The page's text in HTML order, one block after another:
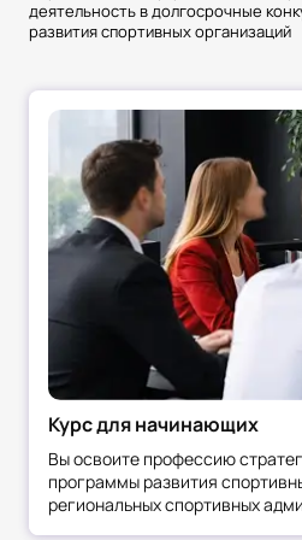
деятельность в долгосрочные
развития спортивных организаций
Курс для начинающих
Вы освоите профессию
программы развития
региональных спортивных